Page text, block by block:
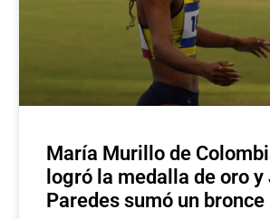
María Murillo de
logró la medalla de oro y
Paredes sumó un bronce